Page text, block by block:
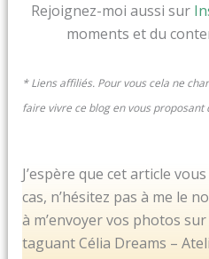
Rejoignez-moi aussi sur
moments et du
* Liens affiliés. Pour vous cela ne
faire vivre ce blog en vous proposant
J’espère que cet article
cas, n’hésitez pas à me le
à m’envoyer vos photos
taguant Célia Dreams –